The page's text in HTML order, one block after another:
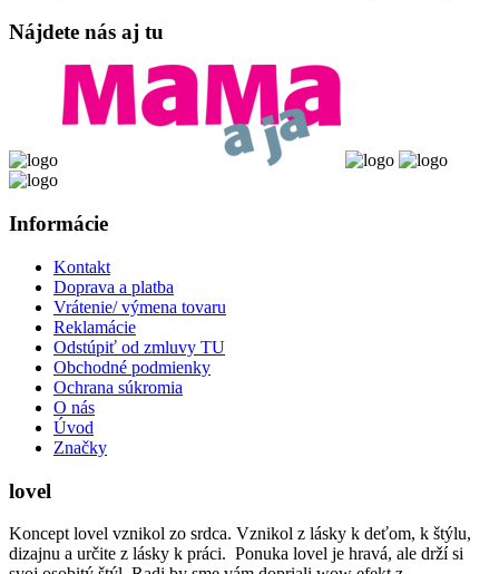
Nájdete nás aj tu
Informácie
Kontakt
Doprava a platba
Vrátenie/ výmena tovaru
Reklamácie
Odstúpiť od zmluvy TU
Obchodné podmienky
Ochrana súkromia
O nás
Úvod
Značky
lovel
Koncept lovel vznikol zo srdca. Vznikol z lásky k deťom, k štýlu,
dizajnu a určite z lásky k práci. Ponuka lovel je hravá, ale drží si